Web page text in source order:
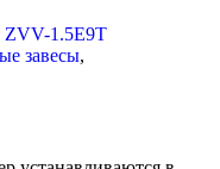
ZVV-1.5E9T
завесы,